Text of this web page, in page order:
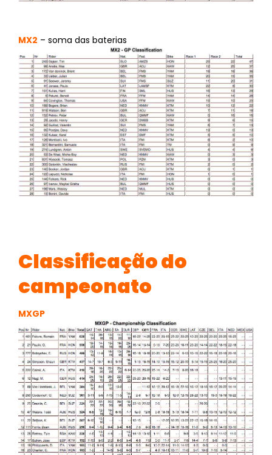
MX2 – soma das baterias
Classificação do
campeonato
MXGP